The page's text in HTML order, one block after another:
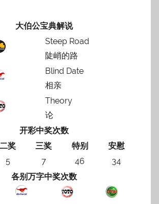
大伯公宝典解说
Steep Road
陡峭的路
Blind Date
相亲
Theory
论
开彩中奖次数
二奖 三奖 特别
安慰
5 7 46
34
各别万字中奖次数